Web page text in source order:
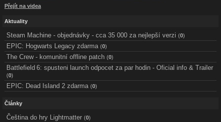
Přejít na videa
Aktuality
Steam Machine - objednávky - cca 35 000 za nejlepší verzi (0)
EPIC: Hogwarts Legacy zdarma (0)
The Crew - komunitní offline patch (0)
Battlefield 6: spusteni launch odpocet za par hodin - Oficial info & Trailer
(0)
EPIC: Dead Island 2 zdarma (0)
Články
Čeština do hry Lightmatter (0)